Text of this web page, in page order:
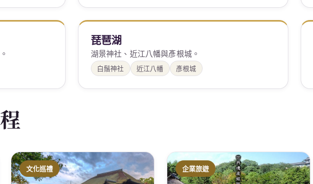
琵琶湖
湖景神社、近江八幡與彥根城。
白鬚神社 近江八幡 彥根城
文化巡禮 企業旅遊